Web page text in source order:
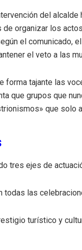
del alcalde
organizar los
el comunicado,
el veto a las
forma tajante las
que grupos que
que solo
tres ejes de
todas las
turístico y